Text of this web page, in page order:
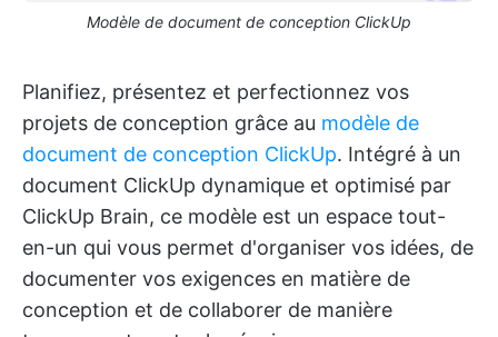
Modèle de document de conception ClickUp
Planifiez, présentez et perfectionnez vos
projets de conception grâce au modèle de
document de conception ClickUp. Intégré à un
document ClickUp dynamique et optimisé par
ClickUp Brain, ce modèle est un espace tout-
en-un qui vous permet d'organiser vos idées, de
documenter vos exigences en matière de
conception et de collaborer de manière